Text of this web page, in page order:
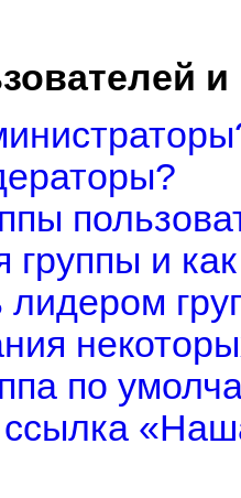
группы и
лидером
по
ссылка